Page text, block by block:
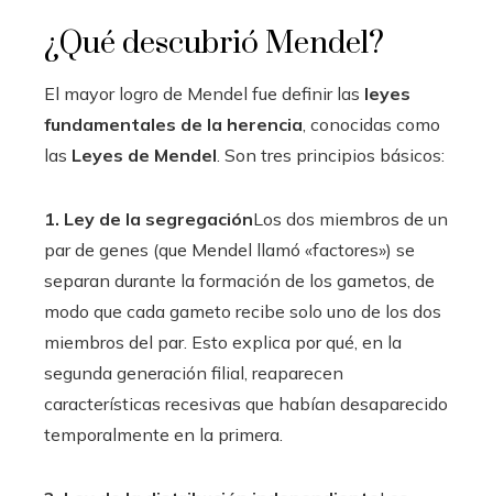
¿Qué descubrió Mendel?
El mayor logro de Mendel fue definir las leyes
fundamentales de la herencia, conocidas como
las Leyes de Mendel. Son tres principios básicos:
1. Ley de la segregaciónLos dos miembros de un
par de genes (que Mendel llamó «factores») se
separan durante la formación de los gametos, de
modo que cada gameto recibe solo uno de los dos
miembros del par. Esto explica por qué, en la
segunda generación filial, reaparecen
características recesivas que habían desaparecido
temporalmente en la primera.